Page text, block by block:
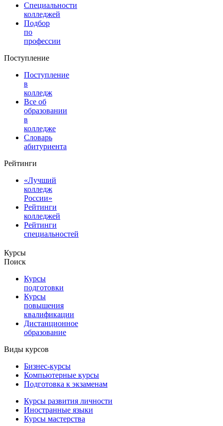
Специальности
колледжей
Подбор
по
профессии
Поступление
Поступление
в
колледж
Все об
образовании
в
колледже
Словарь
абитуриента
Рейтинги
«Лучший
колледж
России»
Рейтинги
колледжей
Рейтинги
специальностей
Курсы
Поиск
Курсы
подготовки
Курсы
повышения
квалификации
Дистанционное
образование
Виды курсов
Бизнес-курсы
Компьютерные курсы
Подготовка к экзаменам
Курсы развития личности
Иностранные языки
Курсы мастерства